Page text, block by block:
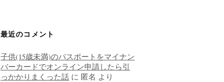
最近のコメント
子供(15歳未満)のパスポートをマイナン
バーカードでオンライン申請したら引
っかかりまくった話 に 匿名 より